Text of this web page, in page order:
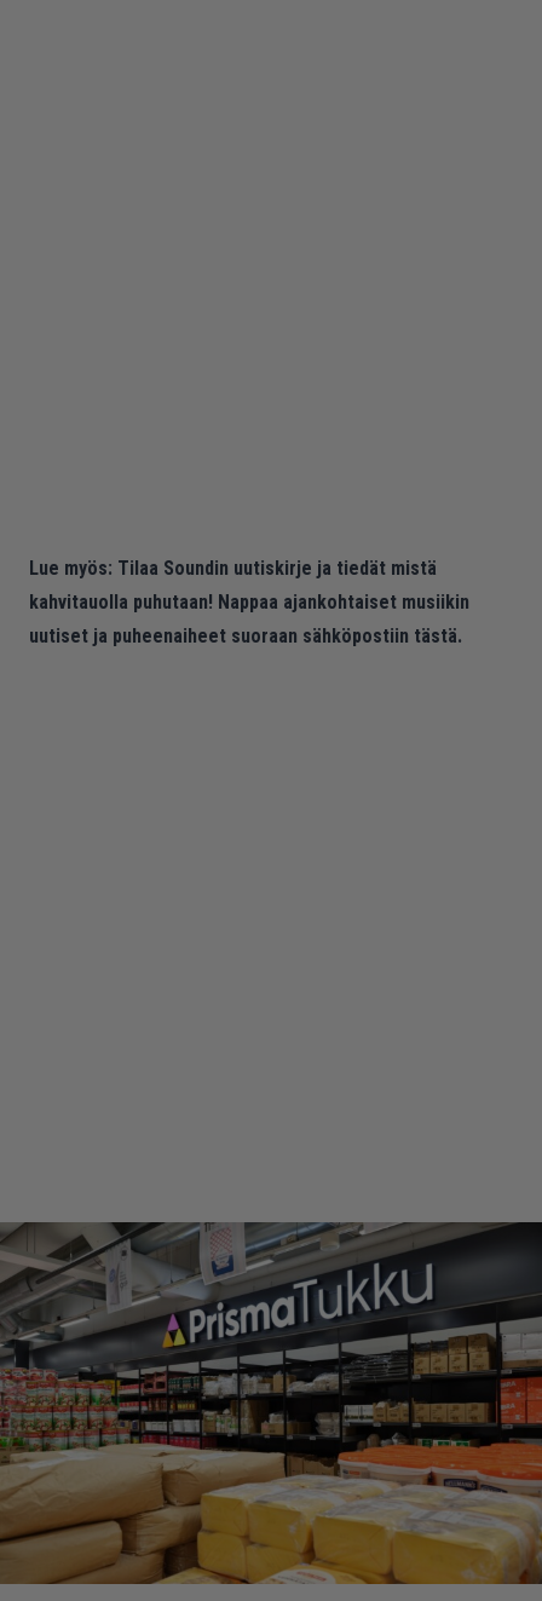
Lue myös: Tilaa Soundin uutiskirje ja tiedät mistä
kahvitauolla puhutaan! Nappaa ajankohtaiset musiikin
uutiset ja puheenaiheet suoraan sähköpostiin tästä.